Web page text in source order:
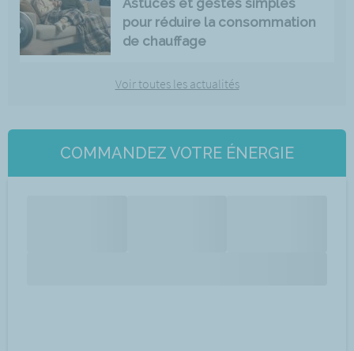
pour réduire la consommation
de chauffage
Voir toutes les actualités
COMMANDEZ VOTRE ÉNERGIE